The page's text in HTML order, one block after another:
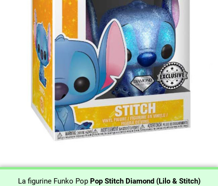
La figurine Funko Pop Pop Stitch Diamond (Lilo & Stitch)